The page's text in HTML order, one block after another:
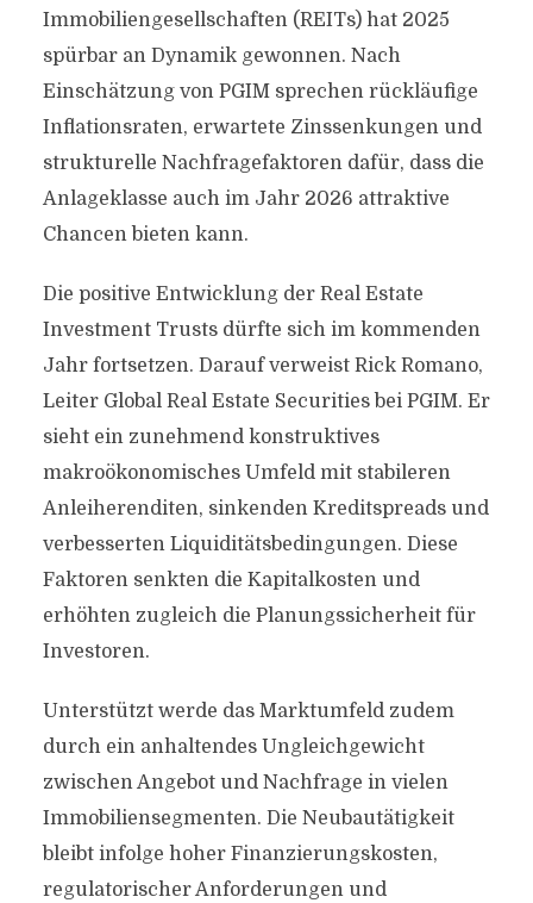
Immobiliengesellschaften (REITs) hat 2025
spürbar an Dynamik gewonnen. Nach
Einschätzung von PGIM sprechen rückläufige
Inflationsraten, erwartete Zinssenkungen und
strukturelle Nachfragefaktoren dafür, dass die
Anlageklasse auch im Jahr 2026 attraktive
Chancen bieten kann.
Die positive Entwicklung der Real Estate
Investment Trusts dürfte sich im kommenden
Jahr fortsetzen. Darauf verweist Rick Romano,
Leiter Global Real Estate Securities bei PGIM. Er
sieht ein zunehmend konstruktives
makroökonomisches Umfeld mit stabileren
Anleiherenditen, sinkenden Kreditspreads und
verbesserten Liquiditätsbedingungen. Diese
Faktoren senkten die Kapitalkosten und
erhöhten zugleich die Planungssicherheit für
Investoren.
Unterstützt werde das Marktumfeld zudem
durch ein anhaltendes Ungleichgewicht
zwischen Angebot und Nachfrage in vielen
Immobiliensegmenten. Die Neubautätigkeit
bleibt infolge hoher Finanzierungskosten,
regulatorischer Anforderungen und